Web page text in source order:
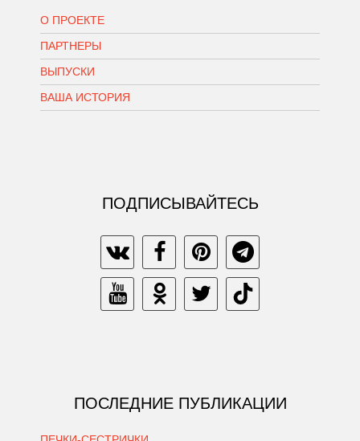
О ПРОЕКТЕ
ПАРТНЕРЫ
ВЫПУСКИ
ВАША ИСТОРИЯ
ПОДПИСЫВАЙТЕСЬ
ПОСЛЕДНИЕ ПУБЛИКАЦИИ